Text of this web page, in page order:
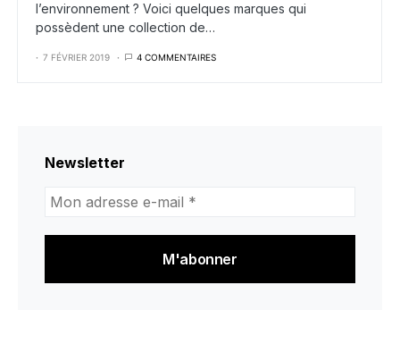
l’environnement ? Voici quelques marques qui
possèdent une collection de…
7 FÉVRIER 2019 4 COMMENTAIRES
Newsletter
adresse
mail